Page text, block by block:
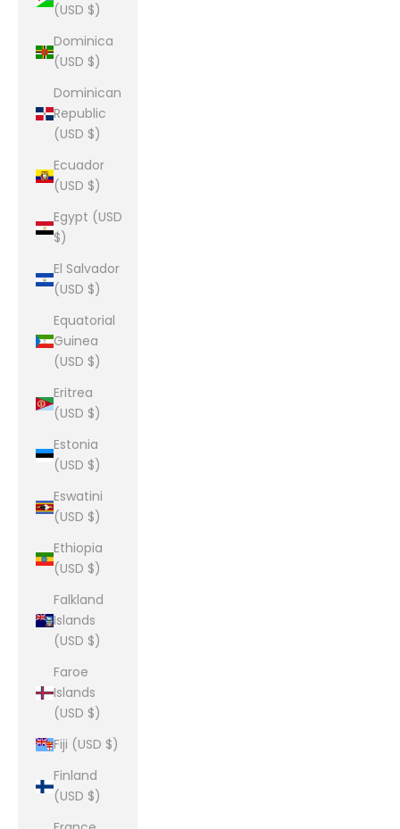
(USD $)
Dominica
(USD $)
Dominican
Republic
(USD $)
Ecuador
(USD $)
Egypt (USD
$)
El Salvador
(USD $)
Equatorial
Guinea
(USD $)
Eritrea
(USD $)
Estonia
(USD $)
Eswatini
(USD $)
Ethiopia
(USD $)
Falkland
Islands
(USD $)
Faroe
Islands
(USD $)
Fiji (USD $)
Finland
(USD $)